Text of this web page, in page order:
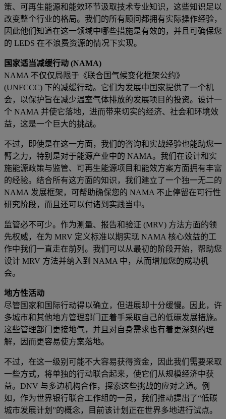
策、可再生能源和能效环节汲取技术专业知识，这些知识足以
改变整个行业的格局。我们的所有顾问都拥有实际操作经验，
因此他们知道在这一领域中哪些措施是有效的，并且可确保您
的 LEDS 在不浪费资源的情况下实现。
国家适当减缓行动 (NAMA)
NAMA 不仅仅局限于《联合国气候变化框架公约》
(UNFCCC) 下的减缓行动。它们为发展中国家提供了一个机
会，以保护旨在减少温室气体排放的发展项目的投资。设计一
个 NAMA 并使它落地，进而带来切实的经济、社会和环境效
益，这是一个巨大的挑战。
不过，即使是在这一方面，我们的咨询和实战经验也能助您一
臂之力，特别是对于能源产业中的 NAMA。我们在设计和实
施能源政策与监管、可再生能源项目和能效方案方面拥有丰富
的经验。结合所有这方面的知识，我们建立了一个独一无二的
NAMA 发展框架，可帮助确保您的 NAMA 不止停留在可行性
研究阶段，而且还可以付诸到实践当中。
监管必不可少。作为测量、报告和验证 (MRV) 方法方面的领
先权威，在为 MRV 定义标准以期实现 NAMA 核心效益的工
作中我们一直走在前列。我们可以从最初的阶段开始，帮助您
设计 MRV 方法并纳入到 NAMA 中，从而增加您的成功机
会。
地方性活动
尽管国家和国际行动得以确立，但进展却十分缓慢。因此，许
多城市和其他地方管理部门正着手采取自己的低碳发展措施。
这些管理部门更接地气，并且对自身需求也有着更深刻的理
解，因而更容易使方案落地。
不过，在这一级别可能不大容易获得资金，因此我们需要采取
一些方式，将单独的行动联合起来，使它们从规模经济中获
益。DNV 与多边机构合作，探索这些挑战的应对之道。例
如，作为世界银行联合工作组的一员，我们推动提出了“低碳
城市发展计划”的概念，目前该计划正在世界多地进行试点。